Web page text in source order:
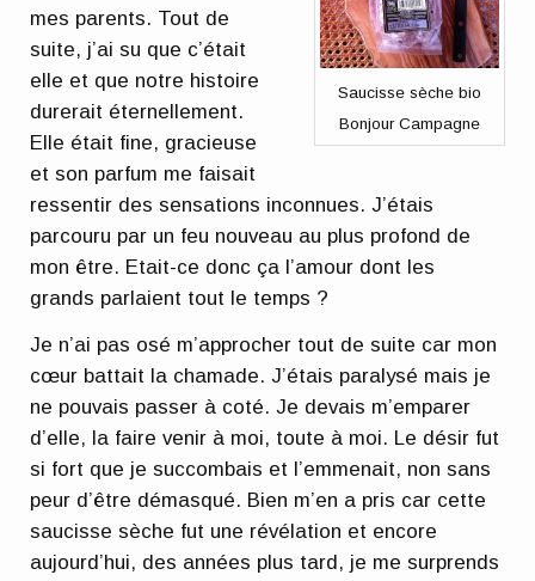
Saucisse sèche bio
Bonjour Campagne
mes parents. Tout de
suite, j’ai su que c’était
elle et que notre histoire
durerait éternellement.
Elle était fine, gracieuse
et son parfum me faisait
ressentir des sensations inconnues. J’étais
parcouru par un feu nouveau au plus profond de
mon être. Etait-ce donc ça l’amour dont les
grands parlaient tout le temps ?
Je n’ai pas osé m’approcher tout de suite car mon
cœur battait la chamade. J’étais paralysé mais je
ne pouvais passer à coté. Je devais m’emparer
d’elle, la faire venir à moi, toute à moi. Le désir fut
si fort que je succombais et l’emmenait, non sans
peur d’être démasqué. Bien m’en a pris car cette
saucisse sèche fut une révélation et encore
aujourd’hui, des années plus tard, je me surprends